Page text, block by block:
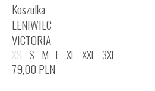
Koszulka
LENIWIEC
VICTORIA
XS S M L XL XXL 3XL
79,00 PLN